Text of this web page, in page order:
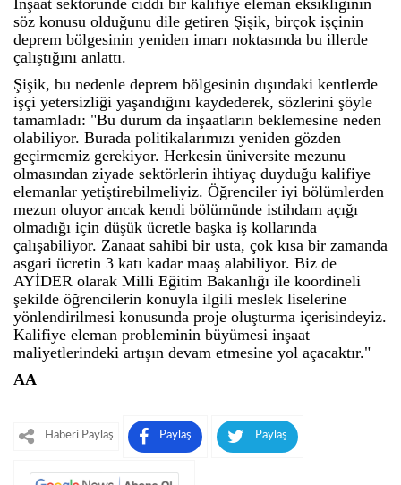
İnşaat sektöründe ciddi bir kalifiye eleman eksikliğinin
söz konusu olduğunu dile getiren Şişik, birçok işçinin
deprem bölgesinin yeniden imarı noktasında bu illerde
çalıştığını anlattı.
Şişik, bu nedenle deprem bölgesinin dışındaki kentlerde
işçi yetersizliği yaşandığını kaydederek, sözlerini şöyle
tamamladı: "Bu durum da inşaatların beklemesine neden
olabiliyor. Burada politikalarımızı yeniden gözden
geçirmemiz gerekiyor. Herkesin üniversite mezunu
olmasından ziyade sektörlerin ihtiyaç duyduğu kalifiye
elemanlar yetiştirebilmeliyiz. Öğrenciler iyi bölümlerden
mezun oluyor ancak kendi bölümünde istihdam açığı
olmadığı için düşük ücretle başka iş kollarında
çalışabiliyor. Zanaat sahibi bir usta, çok kısa bir zamanda
asgari ücretin 3 katı kadar maaş alabiliyor. Biz de
AYİDER olarak Milli Eğitim Bakanlığı ile koordineli
şekilde öğrencilerin konuyla ilgili meslek liselerine
yönlendirilmesi konusunda proje oluşturma içerisindeyiz.
Kalifiye eleman probleminin büyümesi inşaat
maliyetlerindeki artışın devam etmesine yol açacaktır."
AA
Haberi Paylaş Paylaş Paylaş